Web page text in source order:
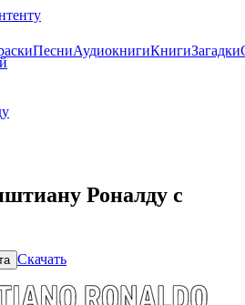
ПесниАудиокнигиКнигиЗагадки
Роналду с
Скачать